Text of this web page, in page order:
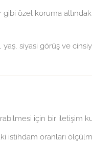
özel koruma
siyasi görüş ve
için bir iletişim
istihdam oranları